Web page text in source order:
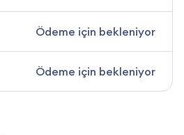
Ödeme için bekleniyor
Ödeme için bekleniyor